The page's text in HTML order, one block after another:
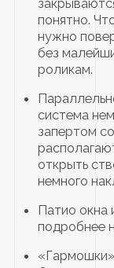
понятно.
нужно
без
роликам.
система
запертом
открыть
немного
Патио окна
подробнее